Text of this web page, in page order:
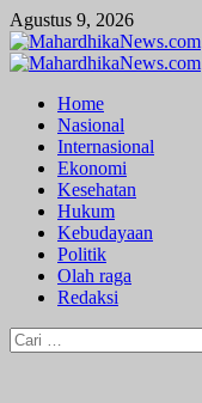
Skip
to
content
Agustus 9, 2026
Primary
Home
Nasional
Internasional
Ekonomi
Kesehatan
Hukum
Kebudayaan
Politik
Olah raga
Redaksi
Cari
untuk: